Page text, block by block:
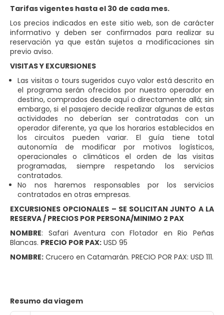
Tarifas vigentes hasta el 30 de cada mes.
Los precios indicados en este sitio web, son de carácter
informativo y deben ser confirmados para realizar su
reservación ya que están sujetos a modificaciones sin
previo aviso.
VISITAS Y EXCURSIONES
Las visitas o tours sugeridos cuyo valor está descrito en
el programa serán ofrecidos por nuestro operador en
destino, comprados desde aquí o directamente allá; sin
embargo, si el pasajero decide realizar algunas de estas
actividades no deberían ser contratadas con un
operador diferente, ya que los horarios establecidos en
los circuitos pueden variar. El guía tiene total
autonomía de modificar por motivos logísticos,
operacionales o climáticos el orden de las visitas
programadas, siempre respetando los servicios
contratados.
No nos haremos responsables por los servicios
contratados en otras empresas.
EXCURSIONES OPCIONALES – SE SOLICITAN JUNTO A LA
RESERVA / PRECIOS POR PERSONA/MINIMO 2 PAX
NOMBRE: Safari Aventura con Flotador en Rio Peñas
Blancas. PRECIO POR PAX: USD 95
NOMBRE: Crucero en Catamarán. PRECIO POR PAX: USD 111.
Resumo da viagem